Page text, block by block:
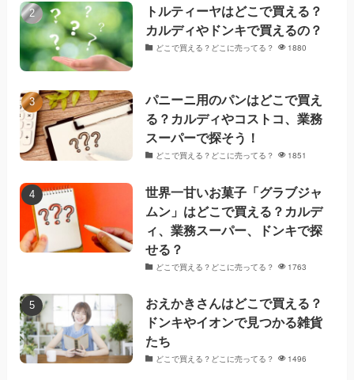
トルティーヤはどこで買える？
カルディやドンキで買えるの？
どこで買える？どこに売ってる？ 1880
パニーニ用のパンはどこで買え
る？カルディやコストコ、業務
スーパーで探そう！
どこで買える？どこに売ってる？ 1851
世界一甘いお菓子「グラブジャ
ムン」はどこで買える？カルデ
ィ、業務スーパー、ドンキで探
せる？
どこで買える？どこに売ってる？ 1763
おえかきさんはどこで買える？
ドンキやイオンで見つかる雑貨
たち
どこで買える？どこに売ってる？ 1496